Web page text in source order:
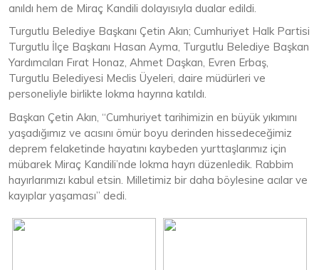
anıldı hem de Miraç Kandili dolayısıyla dualar edildi.
Turgutlu Belediye Başkanı Çetin Akın; Cumhuriyet Halk Partisi
Turgutlu İlçe Başkanı Hasan Ayma, Turgutlu Belediye Başkan
Yardımcıları Fırat Honaz, Ahmet Daşkan, Evren Erbaş,
Turgutlu Belediyesi Meclis Üyeleri, daire müdürleri ve
personeliyle birlikte lokma hayrına katıldı.
Başkan Çetin Akın, “Cumhuriyet tarihimizin en büyük yıkımını
yaşadığımız ve acısını ömür boyu derinden hissedeceğimiz
deprem felaketinde hayatını kaybeden yurttaşlarımız için
mübarek Miraç Kandili’nde lokma hayrı düzenledik. Rabbim
hayırlarımızı kabul etsin. Milletimiz bir daha böylesine acılar ve
kayıplar yaşaması” dedi.